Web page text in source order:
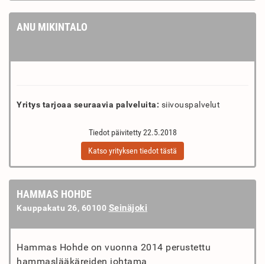
ANU MIKINTALO
Yritys tarjoaa seuraavia palveluita: siivouspalvelut
Tiedot päivitetty 22.5.2018
Katso yrityksen tiedot tästä
HAMMAS HOHDE
Kauppakatu 26, 60100 Seinäjoki
Hammas Hohde on vuonna 2014 perustettu
hammaslääkäreiden johtama